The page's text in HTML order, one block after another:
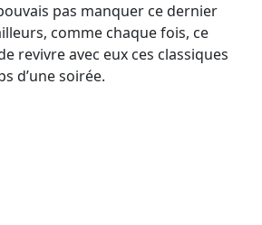
pas manquer ce dernier
comme chaque fois, ce
revivre avec eux ces classiques
d’une soirée.